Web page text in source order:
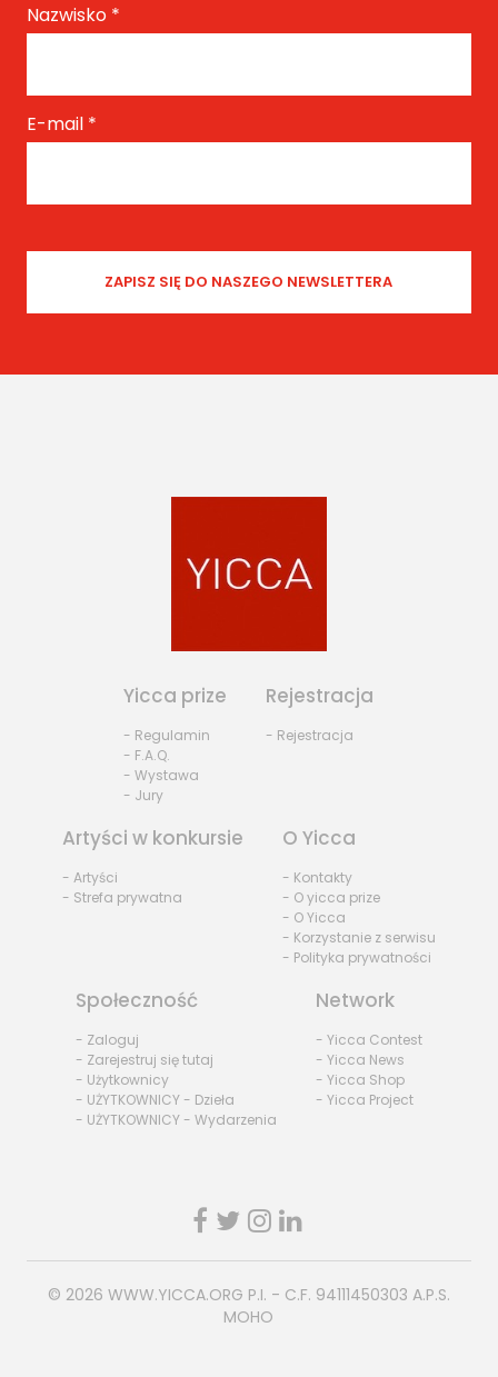
Nazwisko *
E-mail *
Yicca prize
- Regulamin
- F.A.Q.
- Wystawa
- Jury
Rejestracja
- Rejestracja
Artyści w konkursie
- Artyści
- Strefa prywatna
O Yicca
- Kontakty
- O yicca prize
- O Yicca
- Korzystanie z serwisu
- Polityka prywatności
Społeczność
- Zaloguj
- Zarejestruj się tutaj
- Użytkownicy
- UŻYTKOWNICY - Dzieła
- UŻYTKOWNICY - Wydarzenia
Network
- Yicca Contest
- Yicca News
- Yicca Shop
- Yicca Project
© 2026 WWW.YICCA.ORG P.I. - C.F. 94111450303 A.P.S.
MOHO